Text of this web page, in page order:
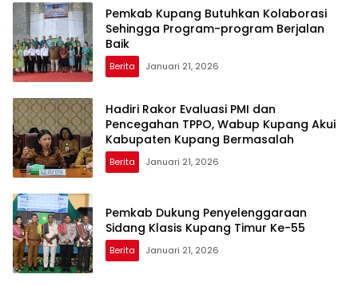
Pemkab Kupang Butuhkan Kolaborasi
Sehingga Program-program Berjalan
Baik
Berita Januari 21, 2026
Hadiri Rakor Evaluasi PMI dan
Pencegahan TPPO, Wabup Kupang Akui
Kabupaten Kupang Bermasalah
Berita Januari 21, 2026
Pemkab Dukung Penyelenggaraan
Sidang Klasis Kupang Timur Ke-55
Berita Januari 21, 2026